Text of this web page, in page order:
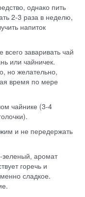
однако пить
2-3 раза в неделю,
напиток
заваривать чай
или чайничек.
но желательно,
время по мере
чайнике (3-4
и не передержать
зеленый, аромат
горечь и
сладкое.